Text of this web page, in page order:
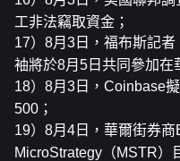
工非法竊取資金；
17）8月3日，福布斯記
袖將於8月5日共同參加在
18）8月3日，Coinbase
500；
19）8月4日，華爾街券
MicroStrategy（MSTR）